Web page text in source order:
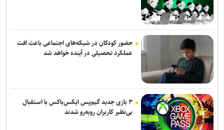
حضور کودکان در شبکه‌های اجتماعی باعث افت
عملکرد تحصیلی در آینده خواهد شد
۳ بازی جدید گیم‌پس ایکس‌باکس با استقبال
بی‌نظیر کاربران روبه‌رو شدند